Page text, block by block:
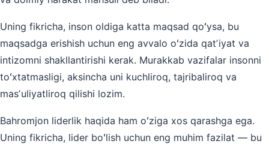
Uning fikricha, inson oldiga katta maqsad qoʻysa, bu
maqsadga erishish uchun eng avvalo oʻzida qatʼiyat va
intizomni shakllantirishi kerak. Murakkab vazifalar insonni
toʻxtatmasligi, aksincha uni kuchliroq, tajribaliroq va
masʼuliyatliroq qilishi lozim.
Bahromjon liderlik haqida ham oʻziga xos qarashga ega.
Uning fikricha, lider boʻlish uchun eng muhim fazilat — bu